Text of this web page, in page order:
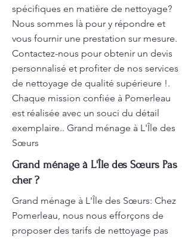
spécifiques en matière de nettoyage?
Nous sommes là pour y répondre et
vous fournir une prestation sur mesure.
Contactez-nous pour obtenir un devis
personnalisé et profiter de nos services
de nettoyage de qualité supérieure !.
Chaque mission confiée à Pomerleau
est réalisée avec un souci du détail
exemplaire.. Grand ménage à L'Île des
Sœurs
Grand ménage à L'Île des Sœurs Pas
cher ?
Grand ménage à L'Île des Sœurs: Chez
Pomerleau, nous nous efforçons de
proposer des tarifs de nettoyage pas